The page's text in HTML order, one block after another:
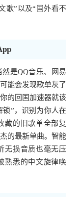
歌”以及“国外看不
是QQ音乐、网易
能会发现歌单灰了
的回国加速器就该
”，识别为你人在
藏的旧歌单全部复
的最新单曲。智能
无损音质也毫无压
熟悉的中文旋律唤